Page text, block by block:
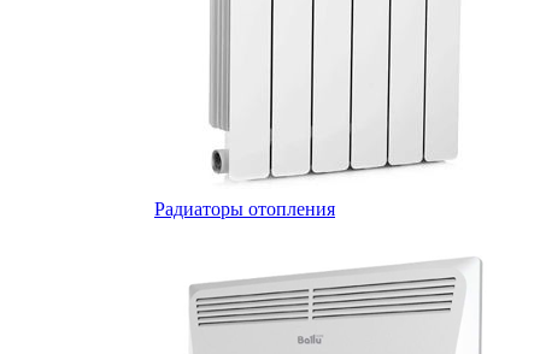
Радиаторы отопления